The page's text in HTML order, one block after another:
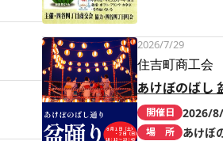
2026/7/29
住吉町商工会
あけぼのばし
開催日 2026/
場 所 あけぼ